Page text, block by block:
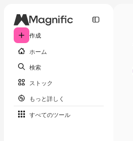
作成
ホーム
検索
ストック
もっと詳しく
すべてのツール